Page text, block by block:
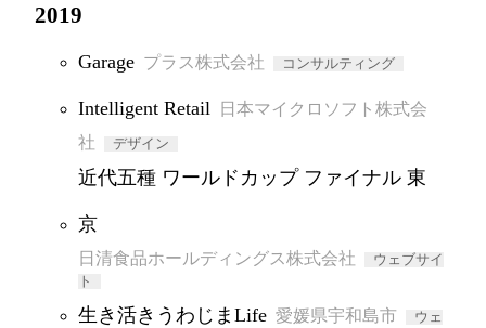
2019
Garage プラス株式会社 コンサルティング
Intelligent Retail
日本マイクロソフト株式会
社
デザイン
近代五種 ワールドカップ ファイナル 東
京
日清食品ホールディングス株式会社
ウェブサイ
ト
生き活きうわじまLife 愛媛県宇和島市 ウェ